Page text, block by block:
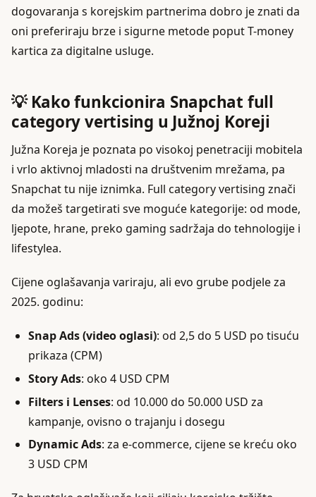
dogovaranja s korejskim partnerima dobro je znati da
oni preferiraju brze i sigurne metode poput T-money
kartica za digitalne usluge.
💡 Kako funkcionira Snapchat full
category vertising u Južnoj Koreji
Južna Koreja je poznata po visokoj penetraciji mobitela
i vrlo aktivnoj mladosti na društvenim mrežama, pa
Snapchat tu nije iznimka. Full category vertising znači
da možeš targetirati sve moguće kategorije: od mode,
ljepote, hrane, preko gaming sadržaja do tehnologije i
lifestylea.
Cijene oglašavanja variraju, ali evo grube podjele za
2025. godinu:
Snap Ads (video oglasi): od 2,5 do 5 USD po tisuću
prikaza (CPM)
Story Ads: oko 4 USD CPM
Filters i Lenses: od 10.000 do 50.000 USD za
kampanje, ovisno o trajanju i dosegu
Dynamic Ads: za e-commerce, cijene se kreću oko
3 USD CPM